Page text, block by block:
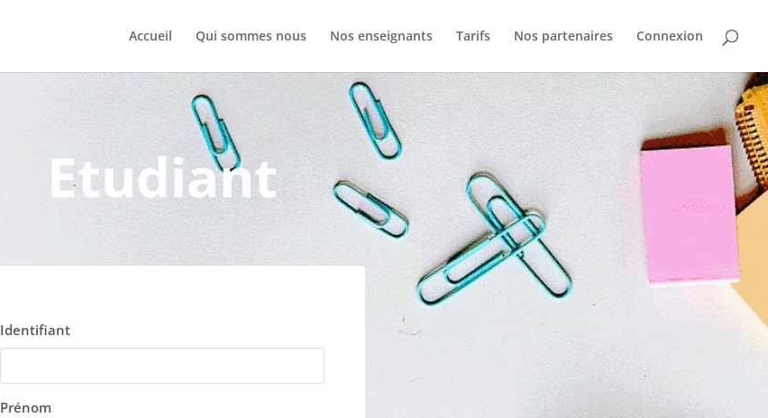
Accueil Qui sommes nous Nos enseignants Tarifs Nos partenaires Connexion
Etudiant
Identifiant
Prénom